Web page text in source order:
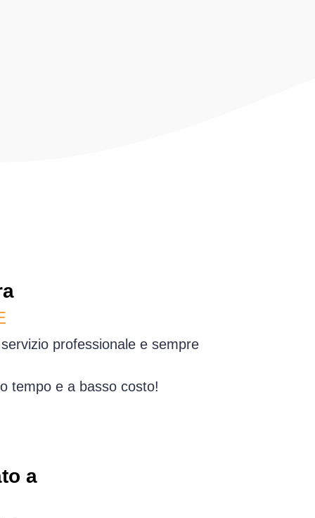
professionale e sempre
tempo e a basso costo!
a